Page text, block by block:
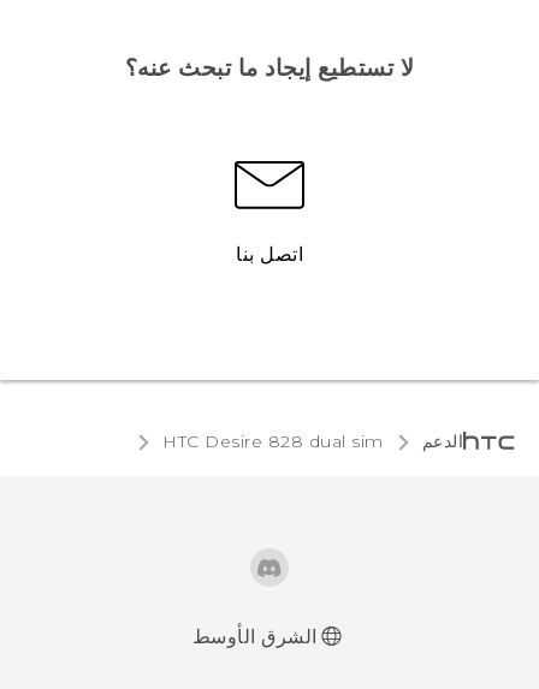
لا تستطيع إيجاد ما تبحث عنه؟
اتصل بنا
الدعم HTC Desire 828 dual sim‎
الشرق الأوسط